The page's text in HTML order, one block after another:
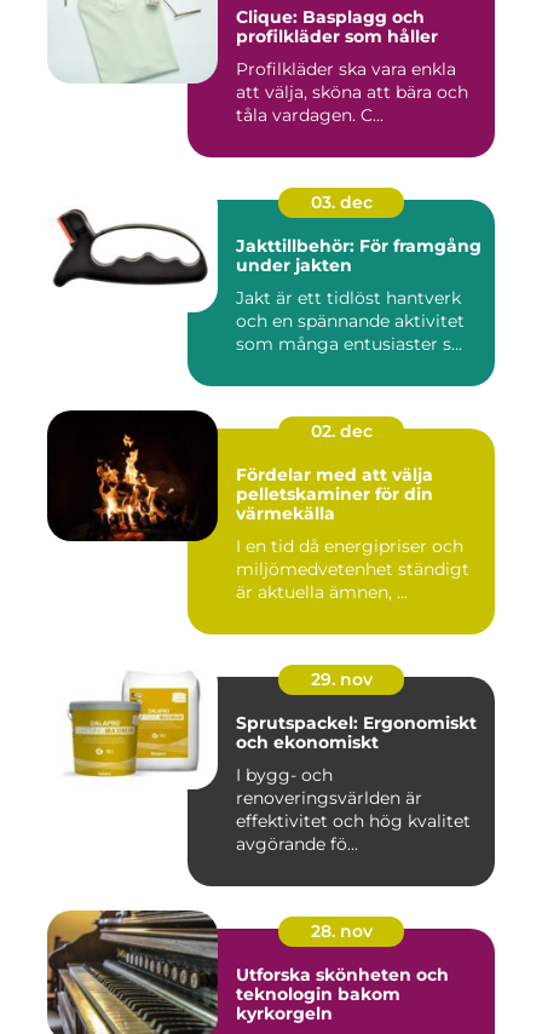
Clique: Basplagg och
profilkläder som håller
Profilkläder ska vara enkla
att välja, sköna att bära och
tåla vardagen. C...
03. dec
Jakttillbehör: För framgång
under jakten
Jakt är ett tidlöst hantverk
och en spännande aktivitet
som många entusiaster s...
02. dec
Fördelar med att välja
pelletskaminer för din
värmekälla
I en tid då energipriser och
miljömedvetenhet ständigt
är aktuella ämnen, ...
29. nov
Sprutspackel: Ergonomiskt
och ekonomiskt
I bygg- och
renoveringsvärlden är
effektivitet och hög kvalitet
avgörande fö...
28. nov
Utforska skönheten och
teknologin bakom
kyrkorgeln